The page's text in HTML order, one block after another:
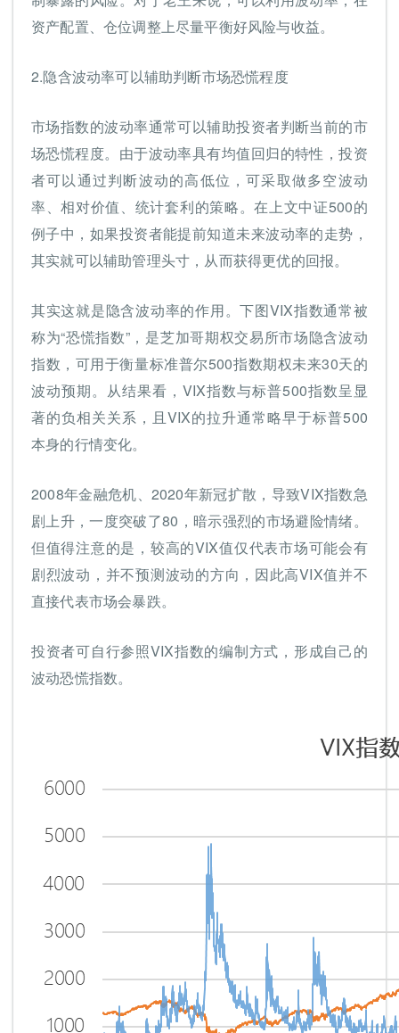
资产配置、仓位调整上尽量平衡好风险与收益。
2.隐含波动率可以辅助判断市场恐慌程度
市场指数的波动率通常可以辅助投资者判断当前的市
场恐慌程度。由于波动率具有均值回归的特性，投资
者可以通过判断波动的高低位，可采取做多空波动
率、相对价值、统计套利的策略。在上文中证500的
例子中，如果投资者能提前知道未来波动率的走势，
其实就可以辅助管理头寸，从而获得更优的回报。
其实这就是隐含波动率的作用。下图VIX指数通常被
称为“恐慌指数”，是芝加哥期权交易所市场隐含波动
指数，可用于衡量标准普尔500指数期权未来30天的
波动预期。从结果看，VIX指数与标普500指数呈显
著的负相关关系，且VIX的拉升通常略早于标普500
本身的行情变化。
2008年金融危机、2020年新冠扩散，导致VIX指数急
剧上升，一度突破了80，暗示强烈的市场避险情绪。
但值得注意的是，较高的VIX值仅代表市场可能会有
剧烈波动，并不预测波动的方向，因此高VIX值并不
直接代表市场会暴跌。
投资者可自行参照VIX指数的编制方式，形成自己的
波动恐慌指数。